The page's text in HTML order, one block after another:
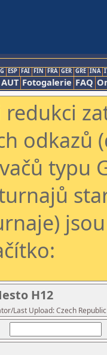
ESP FAI FIN FRA GER GRE INA
Fotogalerie FAQ
redukci
odkazů
typu
H12
Last Upload: Czech